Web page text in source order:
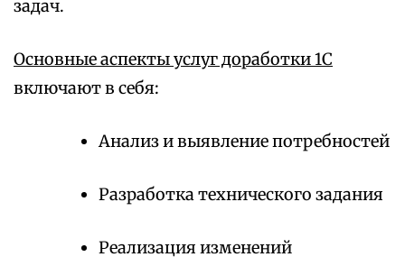
задач.
Основные аспекты услуг доработки 1С
включают в себя:
Анализ и выявление потребностей
Разработка технического задания
Реализация изменений